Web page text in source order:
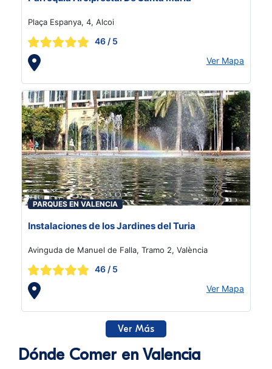
Plaça Espanya, 4, Alcoi
46 / 5
Ver Mapa
PARQUES EN VALENCIA
Instalaciones de los Jardines del Turia
Avinguda de Manuel de Falla, Tramo 2, València
46 / 5
Ver Mapa
Ver Más
Dónde Comer en Valencia